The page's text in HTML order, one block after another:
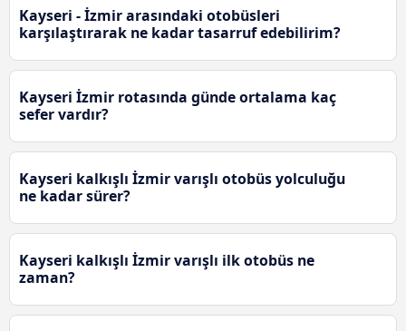
Kayseri - İzmir arasındaki otobüsleri
karşılaştırarak ne kadar tasarruf edebilirim?
Kayseri İzmir rotasında günde ortalama kaç
sefer vardır?
Kayseri kalkışlı İzmir varışlı otobüs yolculuğu
ne kadar sürer?
Kayseri kalkışlı İzmir varışlı ilk otobüs ne
zaman?